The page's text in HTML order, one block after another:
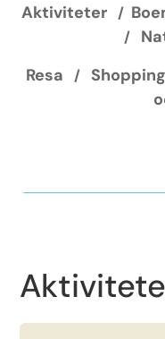
Aktiviteter/
/
Resa / Shopping